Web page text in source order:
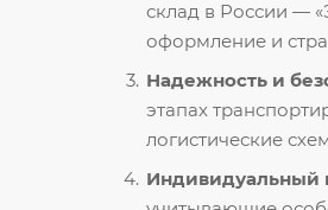
склад в России —
оформление и
Надежность и
этапах
логистические
Индивидуальный